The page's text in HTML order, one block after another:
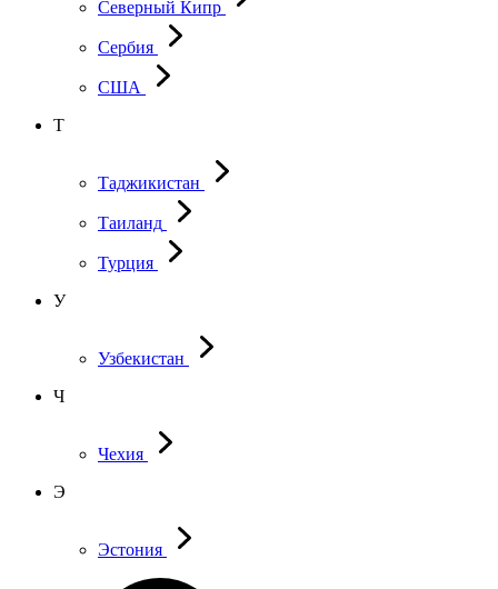
Северный Кипр
Сербия
США
Т
Таджикистан
Таиланд
Турция
У
Узбекистан
Ч
Чехия
Э
Эстония